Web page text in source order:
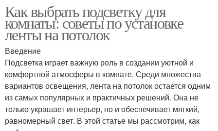
Как выбрать подсветку для
комнаты: советы по установке
ленты на потолок
Введение
Подсветка играет важную роль в создании уютной и
комфортной атмосферы в комнате. Среди множества
вариантов освещения, лента на потолок остается одним
из самых популярных и практичных решений. Она не
только украшает интерьер, но и обеспечивает мягкий,
равномерный свет. В этой статье мы рассмотрим, как